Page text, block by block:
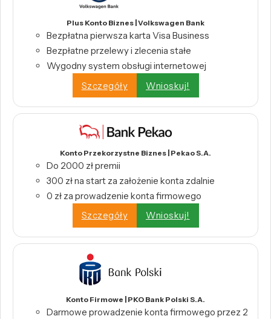
Plus Konto Biznes | Volkswagen Bank
Bezpłatna pierwsza karta Visa Business
Bezpłatne przelewy i zlecenia stałe
Wygodny system obsługi internetowej
Szczegóły
Wnioskuj!
Konto Przekorzystne Biznes | Pekao S.A.
Do 2000 zł premii
300 zł na start za założenie konta zdalnie
0 zł za prowadzenie konta firmowego
Szczegóły
Wnioskuj!
Konto Firmowe | PKO Bank Polski S.A.
Darmowe prowadzenie konta firmowego przez 2